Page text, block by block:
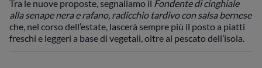
Tra le nuove proposte, segnaliamo il Fondente di cinghiale
alla senape nera e rafano, radicchio tardivo con salsa bernese
che, nel corso dell’estate, lascerà sempre più il posto a piatti
freschi e leggeri a base di vegetali, oltre al pescato dell’isola.